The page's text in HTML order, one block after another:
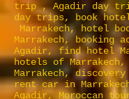
trip , Agadir day
day trips, book
Marrakech, hotel
Marrakech, booking
Agadir, find hotel
hotels of
Marrakech,
rent car in
Agadir, Moroccan